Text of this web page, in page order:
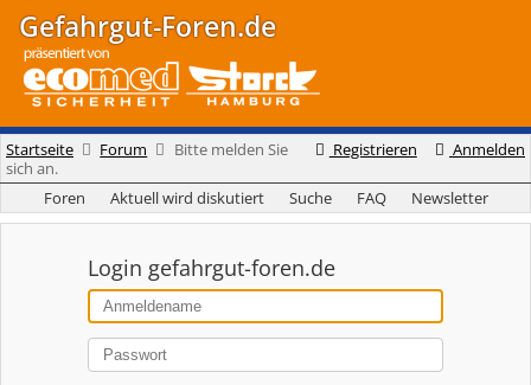
Gefahrgut-Foren.de
Registrieren Anmelden
Startseite Forum
Bitte melden Sie
sich an.
Foren
Aktuell wird diskutiert Suche FAQ Newsletter
Login gefahrgut-foren.de